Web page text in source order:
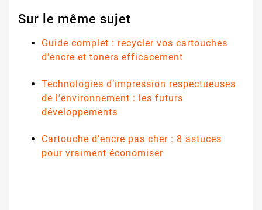
Sur le même sujet
Guide complet : recycler vos cartouches
d’encre et toners efficacement
Technologies d’impression respectueuses
de l’environnement : les futurs
développements
Cartouche d’encre pas cher : 8 astuces
pour vraiment économiser